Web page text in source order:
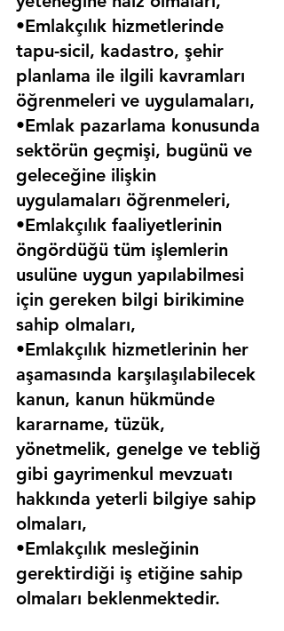
•Emlakçılık hizmetlerinde
tapu-sicil, kadastro, şehir
planlama ile ilgili kavramları
öğrenmeleri ve uygulamaları,
•Emlak pazarlama konusunda
sektörün geçmişi, bugünü ve
geleceğine ilişkin
uygulamaları öğrenmeleri,
•Emlakçılık faaliyetlerinin
öngördüğü tüm işlemlerin
usulüne uygun yapılabilmesi
için gereken bilgi birikimine
sahip olmaları,
•Emlakçılık hizmetlerinin her
aşamasında karşılaşılabilecek
kanun, kanun hükmünde
kararname, tüzük,
yönetmelik, genelge ve tebliğ
gibi gayrimenkul mevzuatı
hakkında yeterli bilgiye sahip
olmaları,
•Emlakçılık mesleğinin
gerektirdiği iş etiğine sahip
olmaları beklenmektedir.